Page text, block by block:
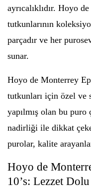
ayrıcalıklıdır. Hoyo
tutkunlarının
parçadır ve her
sunar.
Hoyo de Monterrey
tutkunları için özel
yapılmış olan bu
nadirliği ile dikkat
purolar, kalite
Hoyo de
10’s: Lezzet